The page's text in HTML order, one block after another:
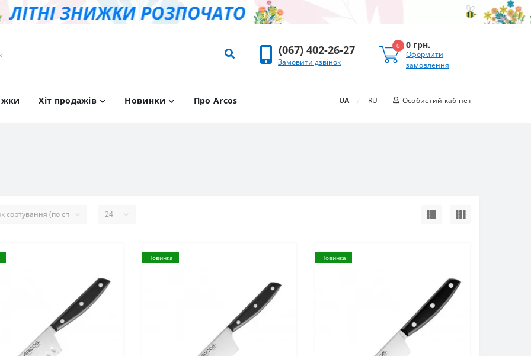
(067) 402-26-27
Замовити дзвінок
0 0 грн.
Оформити
замовлення
Хіт продажів Новинки Про Arcos UA / RU Особистий кабінет
Новинка Новинка